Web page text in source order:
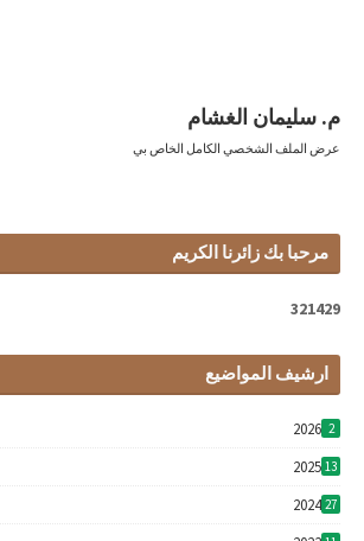
م. سليمان الغشام
عرض الملف الشخصي الكامل الخاص بي
مرحبا بك زائرنا الكريم
321429
ارشيف المواضيع
2026 2
2025 13
2024 27